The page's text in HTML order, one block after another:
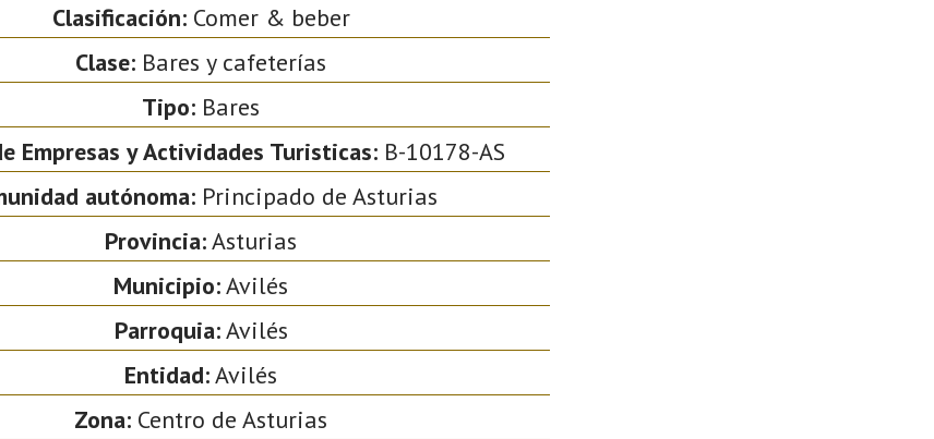
Clasificación:Comer & beber
Clase: Bares y cafeterías
Tipo: Bares
Empresas y Actividades Turisticas: B-10178-AS
autónoma: Principado de Asturias
Provincia:Asturias
Municipio:Avilés
Parroquia:Avilés
Entidad:Avilés
Zona: Centro de Asturias